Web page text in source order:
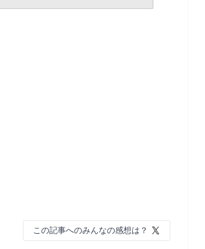
この記事へのみんなの感想は？